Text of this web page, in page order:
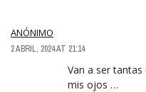
ANÓNIMO
2 ABRIL, 2024 AT 21:14
Van a ser
mis ojos …